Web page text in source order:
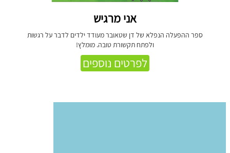
אני מרגיש
ספר ההפעלה הנפלא של דן שטאובר מעודד ילדים לדבר על רגשות
ולפתח תקשורת טובה. מומלץ!
לפרטים נוספים